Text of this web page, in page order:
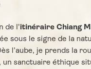
de l'itinéraire Chiang
sous le signe de la
l’aube, je prends la
un sanctuaire éthique